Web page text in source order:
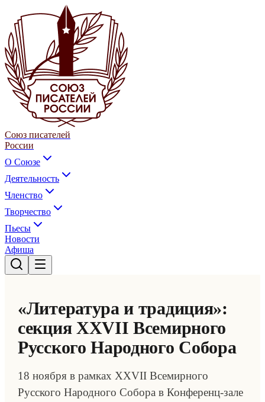
Союз писателей
России
О Союзе
Деятельность
Членство
Творчество
Пьесы
Новости
Афиша
«Литература и традиция»:
секция XXVII Всемирного
Русского Народного Собора
18 ноября в рамках XXVII Всемирного
Русского Народного Собора в Конференц-зале